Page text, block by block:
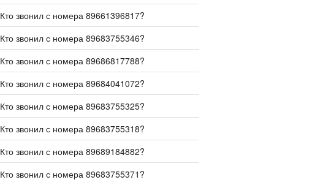
Кто звонил с номера 89661396817?
Кто звонил с номера 89683755346?
Кто звонил с номера 89686817788?
Кто звонил с номера 89684041072?
Кто звонил с номера 89683755325?
Кто звонил с номера 89683755318?
Кто звонил с номера 89689184882?
Кто звонил с номера 89683755371?